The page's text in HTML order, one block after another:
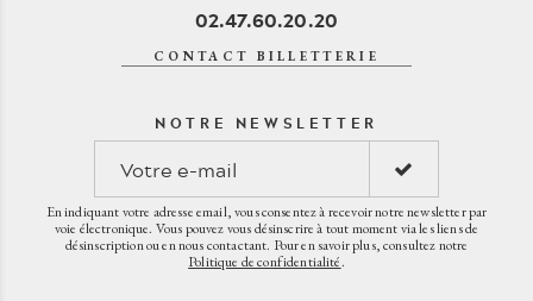
02.47.60.20.20
CONTACT BILLETTERIE
NOTRE NEWSLETTER
En indiquant votre adresse email, vous consentez à recevoir notre newsletter par
voie électronique. Vous pouvez vous désinscrire à tout moment via les liens de
désinscription ou en nous contactant. Pour en savoir plus, consultez notre
Politique de confidentialité.